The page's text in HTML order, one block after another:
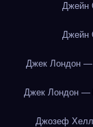
Джейн
Джейн
Джек Лондон
Джек Лондон —
Джозеф